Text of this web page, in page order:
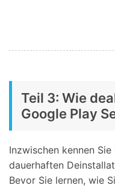
Teil 3: Wie
Google Play
Inzwischen kennen
dauerhaften
Bevor Sie lernen, wie